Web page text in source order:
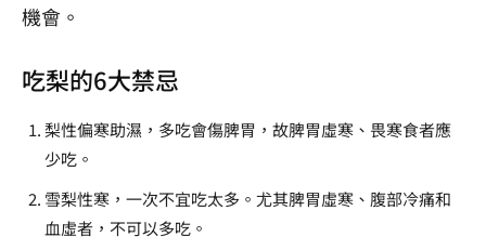
機會。
吃梨的6大禁忌
梨性偏寒助濕，多吃會傷脾胃，故脾胃虛寒、畏寒食者應
少吃。
雪梨性寒，一次不宜吃太多。尤其脾胃虛寒、腹部冷痛和
血虛者，不可以多吃。